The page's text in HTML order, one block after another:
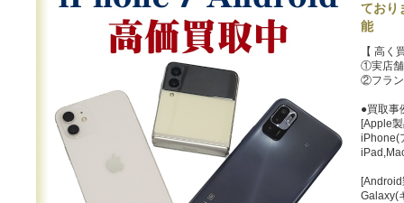
ており
能
【 高く
①実店舗
②フラン
●買取事
[Apple
iPhone(
Galaxy(